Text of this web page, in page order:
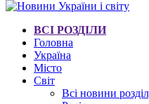
ВСІ РОЗДІЛИ
Головна
Україна
Місто
Світ
Всі новини